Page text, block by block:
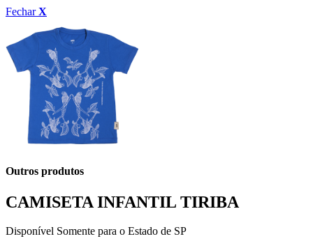
FecharX
Outros produtos
CAMISETA INFANTIL TIRIBA
Disponível Somente para o Estado de SP